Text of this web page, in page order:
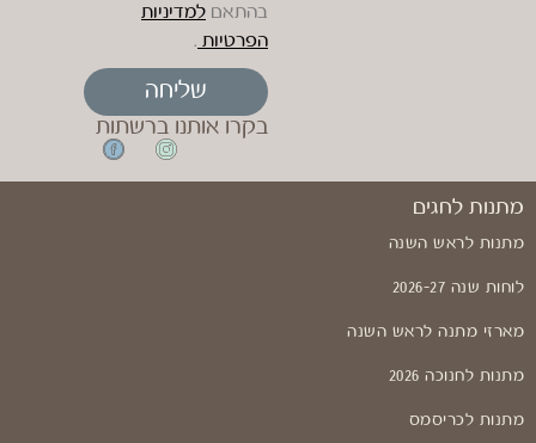
בהתאם למדיניות
הפרטיות .
שליחה
בקרו אותנו ברשתות
מתנות לחגים
מתנות לראש השנה
לוחות שנה 2026-27
מארזי מתנה לראש השנה
מתנות לחנוכה 2026
מתנות לכריסמס